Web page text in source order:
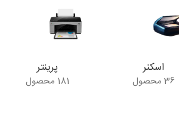
اسکنر
36 محصول
پرینتر
181 محصول